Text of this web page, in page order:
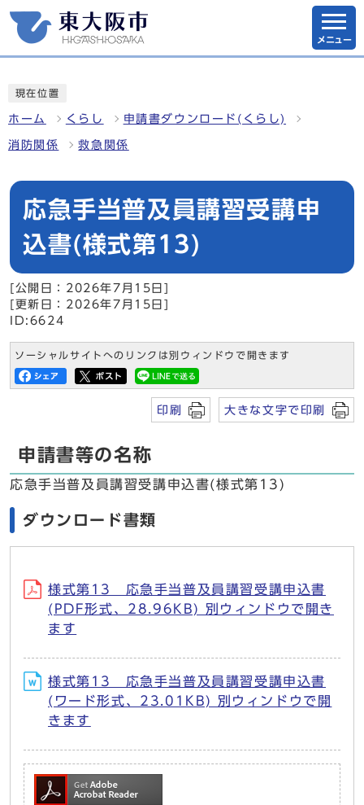
メニュー
現在位置
ホーム くらし 申請書ダウンロード(くらし)
消防関係 救急関係
応急手当普及員講習受講申
込書(様式第13)
[公開日：2026年7月15日]
[更新日：2026年7月15日]
ID:6624
ソーシャルサイトへのリンクは別ウィンドウで開きます
印刷 大きな文字で印刷
申請書等の名称
応急手当普及員講習受講申込書(様式第13)
ダウンロード書類
様式第13 応急手当普及員講習受講申込書
(PDF形式、28.96KB) 別ウィンドウで開き
ます
様式第13 応急手当普及員講習受講申込書
(ワード形式、23.01KB) 別ウィンドウで開
きます